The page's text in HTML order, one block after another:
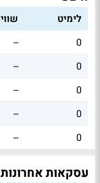
לימיט שווי
0
--
0
--
0
--
0
--
0
--
עסקאות אחרונות